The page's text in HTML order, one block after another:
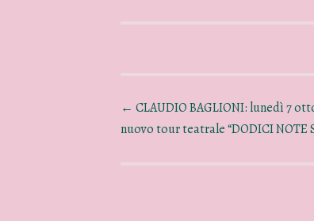
← CLAUDIO BAGLIONI: lunedì 7
nuovo tour teatrale “DODICI NOTE